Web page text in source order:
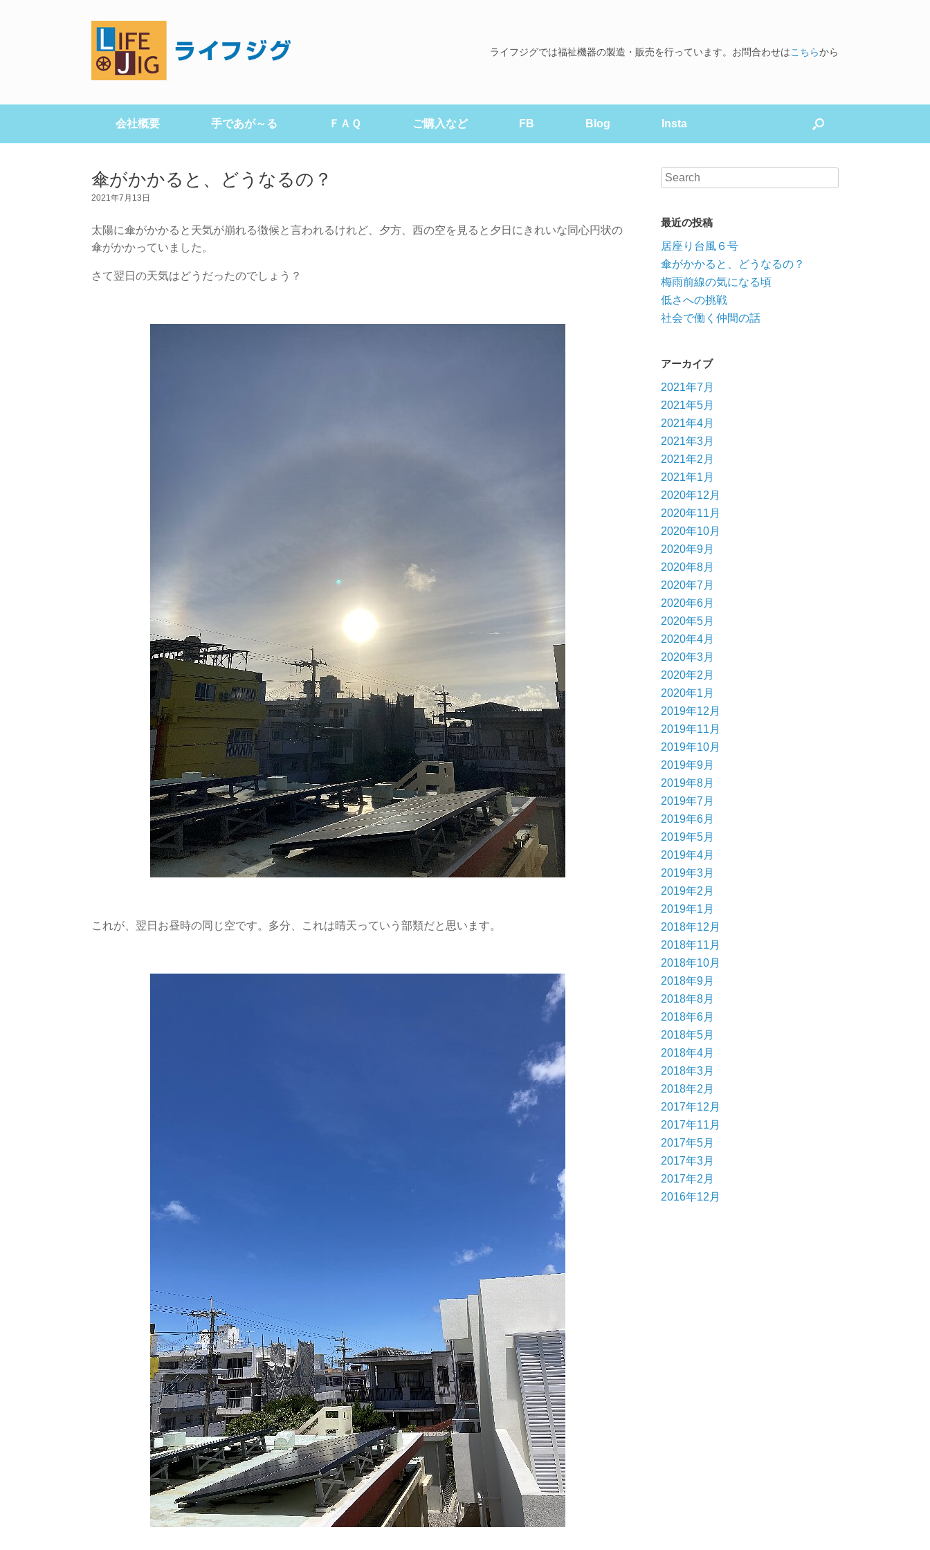
ライフジグでは福祉機器の製造・販売を行っています。お問合わせはこちらから
会社概要 手であが～る ＦＡＱ ご購入など FB Blog Insta
傘がかかると、どうなるの？
2021年7月13日
太陽に傘がかかると天気が崩れる徴候と言われるけれど、夕方、西の空を見ると夕日にきれいな同心円状の
傘がかかっていました。
さて翌日の天気はどうだったのでしょう？
これが、翌日お昼時の同じ空です。多分、これは晴天っていう部類だと思います。
最近の投稿
居座り台風６号
傘がかかると、どうなるの？
梅雨前線の気になる頃
低さへの挑戦
社会で働く仲間の話
アーカイブ
2021年7月
2021年5月
2021年4月
2021年3月
2021年2月
2021年1月
2020年12月
2020年11月
2020年10月
2020年9月
2020年8月
2020年7月
2020年6月
2020年5月
2020年4月
2020年3月
2020年2月
2020年1月
2019年12月
2019年11月
2019年10月
2019年9月
2019年8月
2019年7月
2019年6月
2019年5月
2019年4月
2019年3月
2019年2月
2019年1月
2018年12月
2018年11月
2018年10月
2018年9月
2018年8月
2018年6月
2018年5月
2018年4月
2018年3月
2018年2月
2017年12月
2017年11月
2017年5月
2017年3月
2017年2月
2016年12月